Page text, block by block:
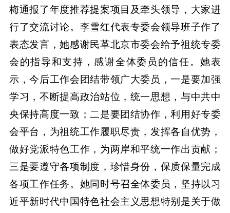
梅通报了年度推荐提案项目及牵头领导，大家进
行了交流讨论。李雪红代表专委会领导班子作了
表态发言，她感谢民革北京市委会给予祖统专委
会的指导和支持，感谢全体委员的信任。她表
示，今后工作会团结带领广大委员，一是要加强
学习，不断提高政治站位，统一思想，与中共中
央保持高度一致；二是要团结协作，利用好专委
会平台，为祖统工作履职尽责，发挥各自优势，
做好党派特色工作，为两岸和平统一作出贡献；
三是要遵守各项制度，珍惜身份，保质保量完成
各项工作任务。她同时号召全体委员，坚持以习
近平新时代中国特色社会主义思想特别是关于做